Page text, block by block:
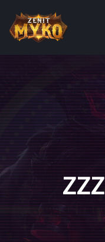
ZZZ